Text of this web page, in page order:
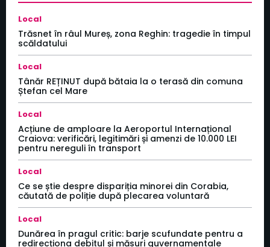
Local
Trăsnet în râul Mureș, zona Reghin: tragedie în timpul
scăldatului
Local
Tânăr REȚINUT după bătaia la o terasă din comuna
Ștefan cel Mare
Local
Acțiune de amploare la Aeroportul Internațional
Craiova: verificări, legitimări și amenzi de 10.000 LEI
pentru nereguli în transport
Local
Ce se știe despre dispariția minorei din Corabia,
căutată de poliție după plecarea voluntară
Local
Dunărea în pragul critic: barje scufundate pentru a
redirecționa debitul și măsuri guvernamentale